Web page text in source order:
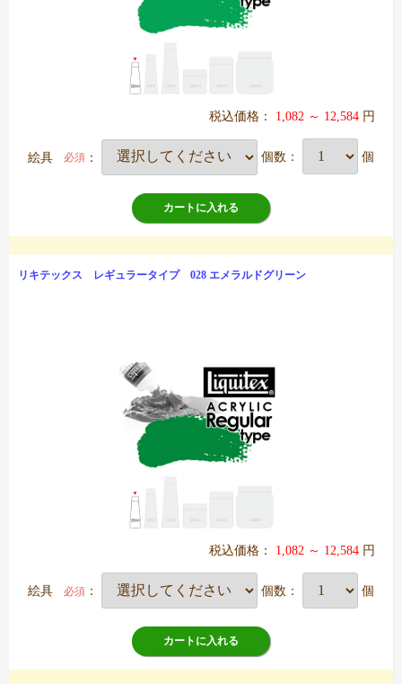
税込価格： 1,082 ～ 12,584 円
絵具 必須 ： 個数： 個
カートに入れる
リキテックス レギュラータイプ 028 エメラルドグリーン
税込価格： 1,082 ～ 12,584 円
絵具 必須 ： 個数： 個
カートに入れる